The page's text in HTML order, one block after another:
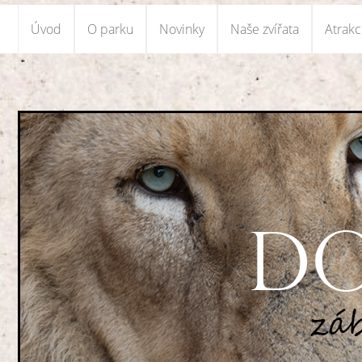
Úvod O parku Novinky Naše zvířata